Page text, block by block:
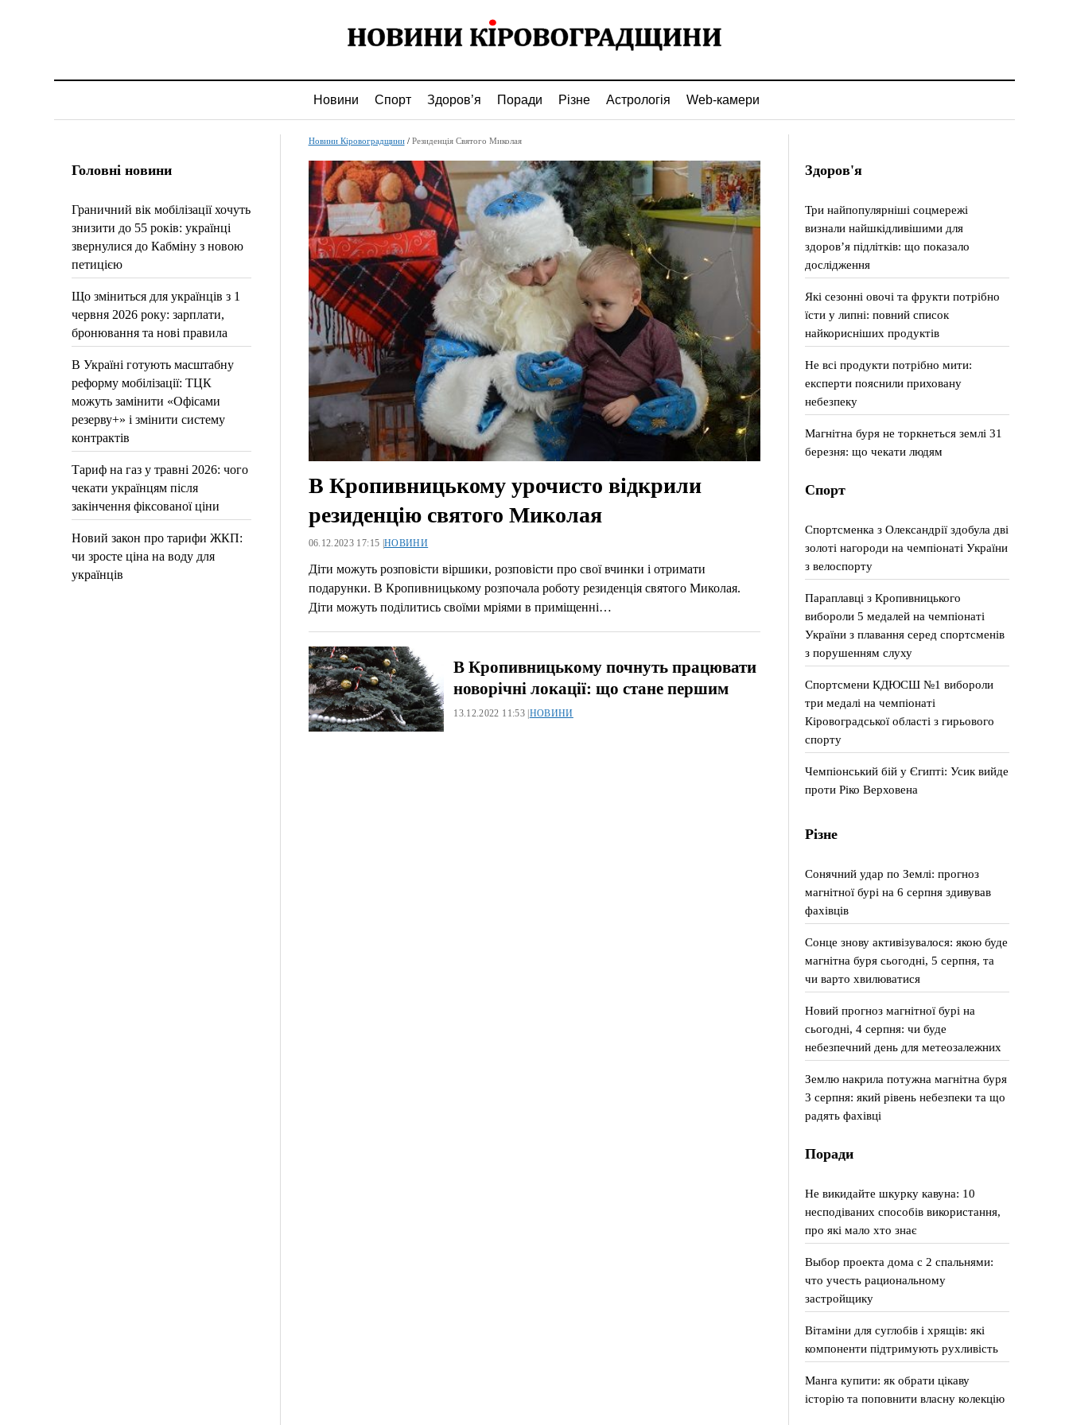
Новини Спорт Здоров’я Поради Різне Астрологія Web-камери
Головні новини
Граничний вік мобілізації хочуть
знизити до 55 років: українці
звернулися до Кабміну з новою
петицією
Що зміниться для українців з 1
червня 2026 року: зарплати,
бронювання та нові правила
В Україні готують масштабну
реформу мобілізації: ТЦК
можуть замінити «Офісами
резерву+» і змінити систему
контрактів
Тариф на газ у травні 2026: чого
чекати українцям після
закінчення фіксованої ціни
Новий закон про тарифи ЖКП:
чи зросте ціна на воду для
українців
Новини Кіровоградщини/ Резиденція Святого Миколая
В Кропивницькому урочисто відкрили
резиденцію святого Миколая
06.12.2023 17:15 |НОВИНИ
Діти можуть розповісти віршики, розповісти про свої вчинки і отримати
подарунки. В Кропивницькому розпочала роботу резиденція святого Миколая.
Діти можуть поділитись своїми мріями в приміщенні…
В Кропивницькому почнуть працювати
новорічні локації: що стане першим
13.12.2022 11:53 | НОВИНИ
Здоров'я
Три найпопулярніші соцмережі
визнали найшкідливішими для
здоров’я підлітків: що показало
дослідження
Які сезонні овочі та фрукти потрібно
їсти у липні: повний список
найкорисніших продуктів
Не всі продукти потрібно мити:
експерти пояснили приховану
небезпеку
Магнітна буря не торкнеться землі 31
березня: що чекати людям
Спорт
Спортсменка з Олександрії здобула дві
золоті нагороди на чемпіонаті України
з велоспорту
Параплавці з Кропивницького
вибороли 5 медалей на чемпіонаті
України з плавання серед спортсменів
з порушенням слуху
Спортсмени КДЮСШ №1 вибороли
три медалі на чемпіонаті
Кіровоградської області з гирьового
спорту
Чемпіонський бій у Єгипті: Усик вийде
проти Ріко Верховена
Різне
Сонячний удар по Землі: прогноз
магнітної бурі на 6 серпня здивував
фахівців
Сонце знову активізувалося: якою буде
магнітна буря сьогодні, 5 серпня, та
чи варто хвилюватися
Новий прогноз магнітної бурі на
сьогодні, 4 серпня: чи буде
небезпечний день для метеозалежних
Землю накрила потужна магнітна буря
3 серпня: який рівень небезпеки та що
радять фахівці
Поради
Не викидайте шкурку кавуна: 10
несподіваних способів використання,
про які мало хто знає
Выбор проекта дома с 2 спальнями:
что учесть рациональному
застройщику
Вітаміни для суглобів і хрящів: які
компоненти підтримують рухливість
Манга купити: як обрати цікаву
історію та поповнити власну колекцію